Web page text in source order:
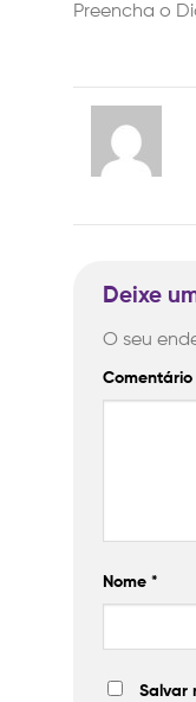
Preencha o
Deixe
O seu
Comentário
Nome *
Salvar